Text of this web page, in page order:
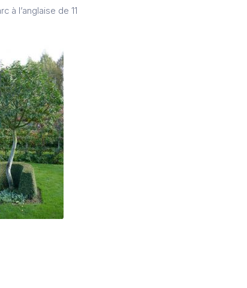
à l’anglaise de 11